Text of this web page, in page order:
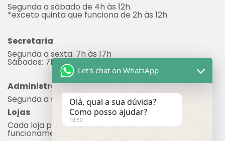
Segunda a sábado de 4h às 12h.
*exceto quinta que funciona de 2h às 12h
Secretaria
Segunda a sexta: 7h às 17h
Sábados: 7h às 12h
Administração
Segunda a sexta: 8h às 17h
Lojas
Cada loja possui seu próprio horário de
funcionamento.
Let's chat on WhatsApp
Olá, qual a sua dúvida?
Como posso ajudar?
10:50